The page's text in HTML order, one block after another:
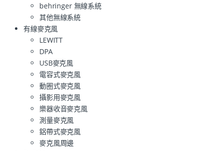
behringer 無線系統
其他無線系統
有線麥克風
LEWITT
DPA
USB麥克風
電容式麥克風
動圈式麥克風
攝影用麥克風
樂器收音麥克風
測量麥克風
鋁帶式麥克風
麥克風周邊